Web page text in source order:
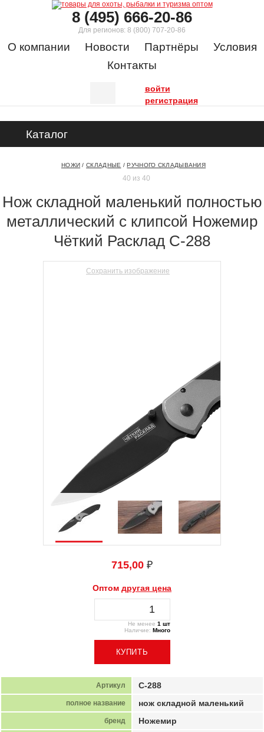
8 (495) 666-20-86
Для регионов: 8 (800) 707-20-86
О компании Новости Партнёры
Условия
Контакты
войти
регистрация
Каталог
НОЖИ / СКЛАДНЫЕ / РУЧНОГО СКЛАДЫВАНИЯ
40 из 40
Нож складной маленький полностью
металлический с клипсой Ножемир
Чёткий Расклад C-288
Сохранить изображение
715,00 ₽
Оптом другая цена
Не менее 1 шт
Наличие: Много
Артикул C-288
полное название нож складной маленький
бренд Ножемир